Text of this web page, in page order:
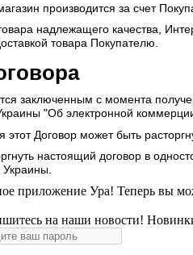
производится за счет
надлежащего качества,
товара Покупателю.
заключенным с момента
"Об электронной
этот Договор может быть
настоящий договор в
Украины.
приложение Ура! Теперь вы
на наши новости!